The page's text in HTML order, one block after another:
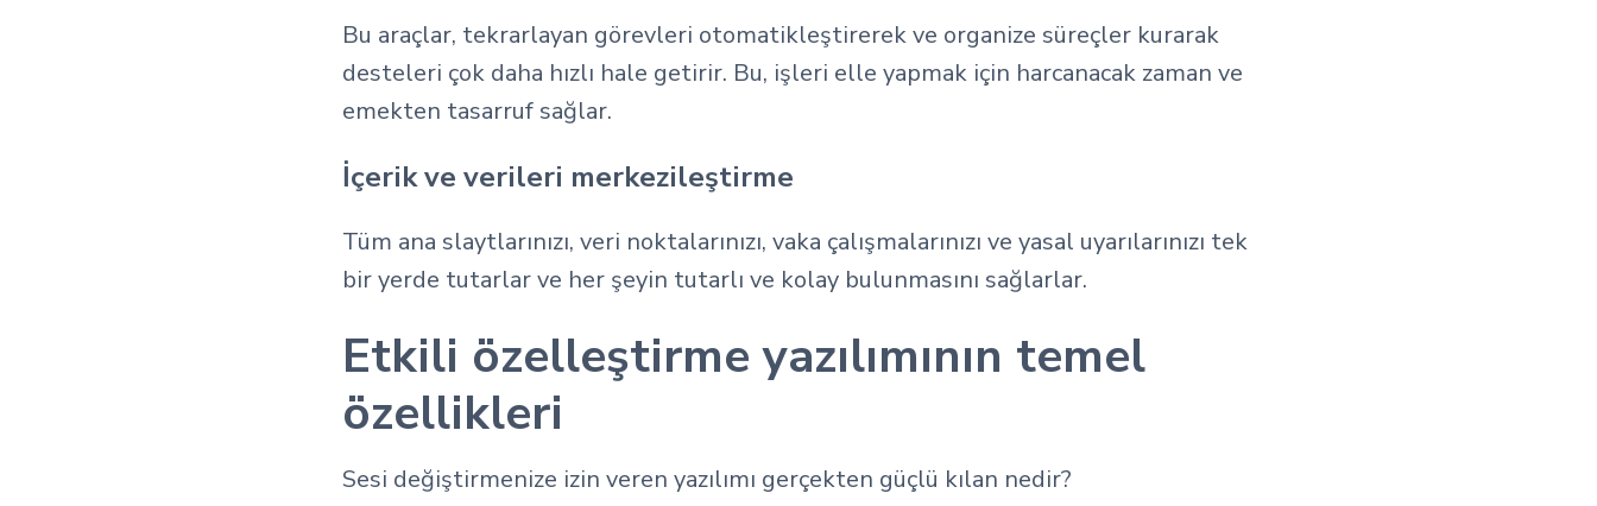
Bu araçlar, tekrarlayan görevleri otomatikleştirerek ve organize süreçler kurarak
desteleri çok daha hızlı hale getirir. Bu, işleri elle yapmak için harcanacak zaman ve
emekten tasarruf sağlar.
İçerik ve verileri merkezileştirme
Tüm ana slaytlarınızı, veri noktalarınızı, vaka çalışmalarınızı ve yasal uyarılarınızı tek
bir yerde tutarlar ve her şeyin tutarlı ve kolay bulunmasını sağlarlar.
Etkili özelleştirme yazılımının temel
özellikleri
Sesi değiştirmenize izin veren yazılımı gerçekten güçlü kılan nedir?